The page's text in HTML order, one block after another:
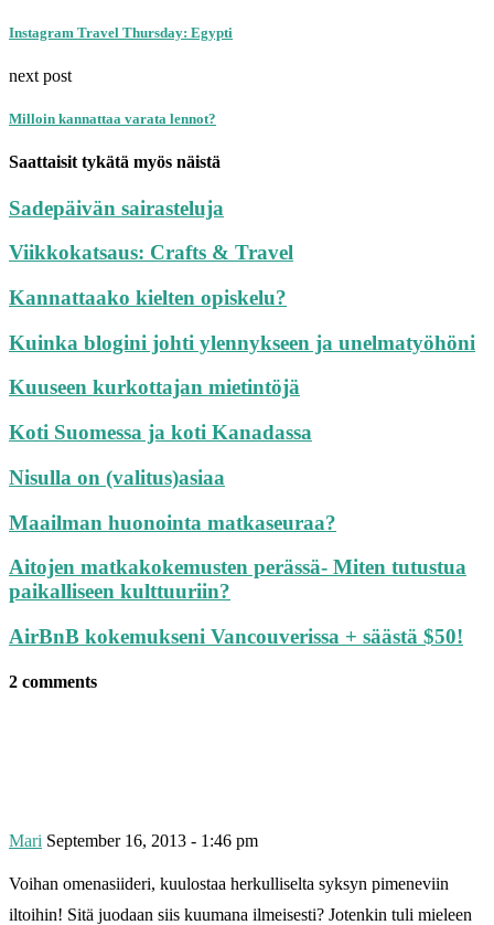
Instagram Travel Thursday: Egypti
next post
Milloin kannattaa varata lennot?
Saattaisit tykätä myös näistä
Sadepäivän sairasteluja
Viikkokatsaus: Crafts & Travel
Kannattaako kielten opiskelu?
Kuinka blogini johti ylennykseen ja unelmatyöhöni
Kuuseen kurkottajan mietintöjä
Koti Suomessa ja koti Kanadassa
Nisulla on (valitus)asiaa
Maailman huonointa matkaseuraa?
Aitojen matkakokemusten perässä- Miten tutustua
paikalliseen kulttuuriin?
AirBnB kokemukseni Vancouverissa + säästä $50!
2 comments
Mari September 16, 2013 - 1:46 pm
Voihan omenasiideri, kuulostaa herkulliselta syksyn pimeneviin
iltoihin! Sitä juodaan siis kuumana ilmeisesti? Jotenkin tuli mieleen